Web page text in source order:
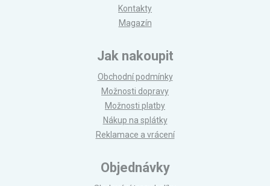
Kontakty
Magazín
Jak nakoupit
Obchodní podmínky
Možnosti dopravy
Možnosti platby
Nákup na splátky
Reklamace a vrácení
Objednávky